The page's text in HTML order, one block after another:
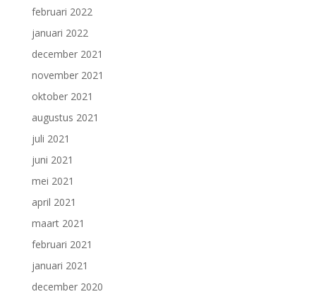
februari 2022
januari 2022
december 2021
november 2021
oktober 2021
augustus 2021
juli 2021
juni 2021
mei 2021
april 2021
maart 2021
februari 2021
januari 2021
december 2020